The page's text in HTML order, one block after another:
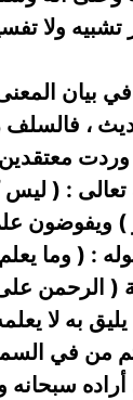
تشبيه ولا
في بيان
،
وردت
تعالى : (
) ويفوضون
: ( وما يعلم
( الرحمن
به لا
من في
أراده